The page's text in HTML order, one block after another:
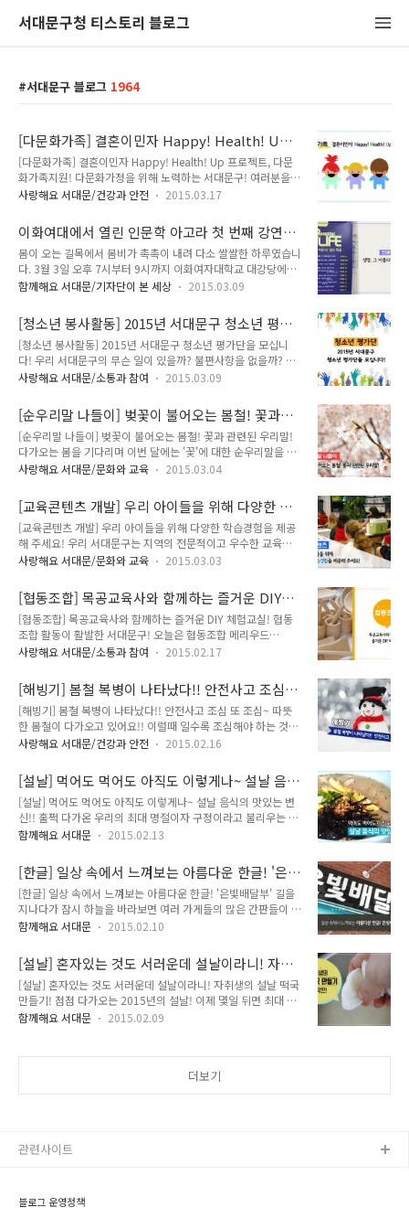
서대문구청 티스토리 블로그
서대문구 블로그 1964
[다문화가족] 결혼이민자 Happy! Health! Up
프로젝트, 다문화가족지원!
[다문화가족] 결혼이민자 Happy! Health! Up 프로젝트, 다문
화가족지원! 다문화가정을 위해 노력하는 서대문구! 여러분을
위한 소식을 지기가 가져왔어요! 결혼이민자의 한국식생활 적응
Happy! Health! up 영양교육이 여러분을 찾아갑니다!! 2015
년 다문화가족 영양교육 실시! 대 상 : 베트남, 중국 출신 결혼이
민자 및 가족 40명 기 간 : 2015. 3. 18.(수) ~ 4. 29.(수) 주1회,
총6회 구분 교육일시 베트남 1회차 2015. 3. 18. (수)
11:00~12:00 2화차 2015. 3. 25. (수) 11:00~12:00 3회차
사랑해요 서대문/건강과 안전 2015.03.17
이화여대에서 열린 인문학 아고라 첫 번째 강연
에 다녀와서 - 생명, 그 아름다움에 대하여(최재천
교수 강연) -
봄이 오는 길목에서 봄비가 촉촉이 내려 다소 쌀쌀한 하루였습니
다. 3월 3일 오후 7시부터 9시까지 이화여자대학교 대강당에서
인문학 강연이 있어서 서대문TONG이 다녀왔습니다. 이 프로그
는 주제 하에 3월 3일부터 5월 5일까지 매주 화요일 오후 7시부
터 9시까지 총 10회의 강연을 마련한 프로그램입니다. (재)플라
톤아카데미는 국내 최초의 인문학 지원 재단으로 “인간정신의
보편적 발전과 인격의 탁월함을 추구하는 성찰의 인문학을 심화
․ 확산시킨다”는 목적으로 2010년 11월에 설립되었습니다.
연 일정 1회 강연 3월 3일 생명, 그 아름다움에 대하여 (최재천
교수) 2회 강연 3월 ..
함께해요 서대문/기자단이 본 세상 2015.03.09
[청소년 봉사활동] 2015년 서대문구 청소년 평가
단을 모십니다!
[청소년 봉사활동] 2015년 서대문구 청소년 평가단을 모십니
다! 우리 서대문구의 무슨 일이 있을까? 불편사항을 없을까? 이
런 고민들 해보셨나요!! 어떻게 해결하면 될까? 어떻게 알리지?
문구의 주요사업 현장 모니터링을 통해서 주민들의 불편사항과
의견을 수렵하고자 해요!! 청소년 여러분~지기와 함께 해줄실꺼
죠?^^ 모집개요 모집인원 : 청소년 70명 모집기간 : 2015. 3.
11(수) ~ 3. 20(금) 활동기간 : 1년 지원자격 : 서대문구에 주소
를 두거나 관내 학교에 재학중인 중·고등학생 여러분! 신청방법
기획담당관) 또는 이메일(i2002d@sdm.go.kr)로 제출해주세
요. ※..
사랑해요 서대문/소통과 참여 2015.03.09
[순우리말 나들이] 벚꽃이 불어오는 봄철! 꽃과
관련된 우리말!
[순우리말 나들이] 벚꽃이 불어오는 봄철! 꽃과 관련된 우리말!
다가오는 봄을 기다리며 이번 달에는 '꽃'에 대한 순우리말을 살
펴볼게요~ 우선 '꽃보라'는 '떨어져 바람에 날리는 많은 꽃잎'을
비유적으로 이르는 말이지요. '꽃바람'은 '꽃이 필 무렵에 부는
봄바람'을 의미합니다. 보기에도 예쁜 '꽃전'은 '찹살가루를 반죽
해서 진달래나 개나리, 국화의 꽃잎을 붙여서 기름에 지진 떡'을
말합니다. 다가오는 따뜻한 봄날 우리 모두 꽃바람 나들이를 떠
나보아요~ [자료제공 : 이화여대 국어문화원] 순화어 책갈피 [셰
로 쓰고 거실, 부엌, 욕실 등은 함께 사용하는 공유 주택(셰어 ..
사랑해요 서대문/문화와 교육 2015.03.04
[교육콘텐츠 개발] 우리 아이들을 위해 다양한 학
습경험을 제공해 주세요!
[교육콘텐츠 개발] 우리 아이들을 위해 다양한 학습경험을 제공
해 주세요! 우리 서대문구는 지역의 전문적이고 우수한 교육콘
텐츠를 관내 초·중·고등학교에 연계하여 학생들에게 다양한 학
업을 진행합니다. 공모분야는 문예체, 심리·정서, 진로·직업체
험, 자기주도 프로젝트 등 학생들의 창의력과 인성 함양을 위한
교육프로그램입니다. 국·영·수 등 교과목수업은 제외됩니다 기
억해주세요~^^ 교육콘텐츠 공모! 지기와 자세히 알아볼까요?
^^ 교육콘텐츠 공모 공모기간 : 2015. 2. 26 ~ 3. 11 (주말제외
경험 또는 능력 있는 지역 기관(개인, 단체) ※ 제외대상 - 정치 ·
종교 활동을 목적으로 ..
사랑해요 서대문/문화와 교육 2015.03.03
[협동조합] 목공교육사와 함께하는 즐거운 DIY
체험교실!
[협동조합] 목공교육사와 함께하는 즐거운 DIY 체험교실! 협동
조합 활동이 활발한 서대문구! 오늘은 협동조합 메리우드
(Merrywood)의 소식을 전해드리러 왔답니다!! ^^ 3월부터 5
와 함께하는 DIY 체험교실"을 운영합니다! 어떤 내용으로 이루
어 지는지 함께 알아볼까요??^^ 전문목공교육사와 함께하는 즐
거운 DIY 체험교실 일 시 : 2015년 3월 ~ 5월 개 강 : 2015년 3
월 5일 목요일 10:00 ~ 12:00 대 상 : DIY에 관심 있는 성인 누
구나 장 소 : 남가좌2동주민센터 지하 꿈자람터 (서대문구 증가
수강인원 : 선착순 10명 (5명 미만 시 폐강..
사랑해요 서대문/소통과 참여 2015.02.17
[해빙기] 봄철 복병이 나타났다!! 안전사고 조심
또 조심~
[해빙기] 봄철 복병이 나타났다!! 안전사고 조심 또 조심~ 따뜻
한 봄철이 다가오고 있어요!! 이럴때 일수록 조심해야 하는 것이
있는데요. 바로 해빙기 안전사고입니다. 안전사고는 우리 모두가
기와 함께 해빙기 안전에 대해 알아보고 봄 맞이 준비해요~ 해빙
기! 복병이 나타났다. 기온이 0℃ 이하로 떨어지는 겨울철에는
지표면 사이에 남아 있는 수분이 얼어붙으면서 토양이 평균
9.8% 가량 부풀어 오르는 '배부름 현상' 발생합니다. 계절전환
기에 지반이 동결과 융해현상을 반복하다가 겨울철 얼어있던 땅
사장, 축대, 옹벽 등이 약해지는 시기입니다. 이 때문에 지반침하
가 시설물 구조를 약화시켜 균..
사랑해요 서대문/건강과 안전 2015.02.16
[설날] 먹어도 먹어도 아직도 이렇게나~ 설날 음
식의 맛있는 변신!!
[설날] 먹어도 먹어도 아직도 이렇게나~ 설날 음식의 맛있는 변
신!! 훌쩍 다가온 우리의 최대 명절이자 구정이라고 불리우는 설
날! 다들 떡국 먹고 한살 더 드실 준비 되었습니까?!지기는 아직
을 만날 수 있어서 좋아하실 분들이 많지만, 며느리인 여성분들
은 차례상, 큰집 대청소 등등 많은 일감 때문에 생각만 해도 스트
레스가 받는답니다!! 명절 증후근으로 고생하시는 분들도 많답
니다.. 특히나 설날이 지나고 남은 설날 음식으로 인해 며칠간 상
차림이 계속 같게되지요? 그래서 오늘은 다가오는 설날 남은 음
^^ 매번 알맞게 준비한다고 하지만 대부분 남는 명절 음식들, 명
절 내 음식을 며칠동안 ..
함께해요 서대문 2015.02.13
[한글] 일상 속에서 느껴보는 아름다운 한글! '은
빛배달부'
[한글] 일상 속에서 느껴보는 아름다운 한글! '은빛배달부' 길을
지나다가 잠시 하늘을 바라보면 여러 가게들의 많은 간판들이 눈
에 들어 옵니다! 간판에 적혀있는 가게 이름들을 볼 때 마다 영어
무슨 뜻인지, 무슨 말인지 헷갈리기도 하고, 이해하기도 어렵기
도 하고, 알쏭달쏭하죠. 일상 속에서 한글의 아름다움을 느낄 수
있도록 한글로 만든 곳이 우리 서대문구에 있어서 기쁜 마음으로
소개해 드리고자 해요!! 은빛배달부 (출처 네이버 한글한글아름
답게) 은빛배달부는 서울시 서대문구 홍은복지관에서 운영하는
함께해요 서대문 2015.02.10
[설날] 혼자있는 것도 서러운데 설날이라니! 자취
생의 설날 떡국만들기!
[설날] 혼자있는 것도 서러운데 설날이라니! 자취생의 설날 떡국
만들기! 점점 다가오는 2015년의 설날! 이제 몇일 뒤면 최대 명
절 구정이 찾아옵니다! 이번 구정날짜는 2월 19일 인데요~ 우수
그렇다고 설날인데 뭔가 해야할 것 같고, 크리스마스에도 혼자
음식에 빠질 수 없는 떡..
함께해요 서대문 2015.02.09
더보기
블로그 운영정책
관련사이트